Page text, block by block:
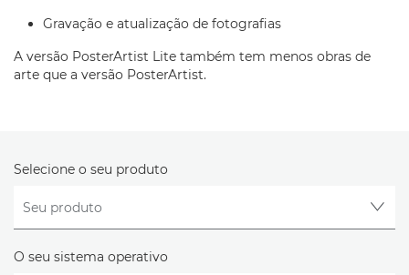
Gravação e atualização de fotografias
A versão PosterArtist Lite também tem menos obras de
arte que a versão PosterArtist.
Selecione o seu produto
O seu sistema operativo